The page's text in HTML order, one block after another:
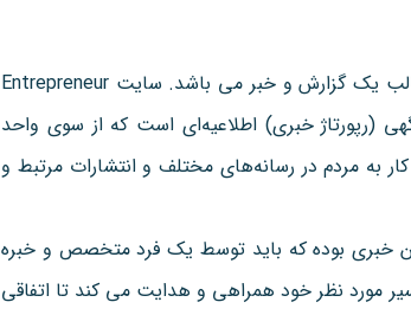
رپورتاژ آگهی یا رپورتاژ خبری، نوعی تبلیغ متنی در قالب یک گزارش و خبر می باشد. سایت Entrepreneur
(رپورتاژ خبری) اطلاعیه‌ای است که از سوی واحد
به مردم در رسانه‌های مختلف و انتشارات مرتبط و
خبری بوده که باید توسط یک فرد متخصص و خبره
مورد نظر خود همراهی و هدایت می کند تا اتفاقی